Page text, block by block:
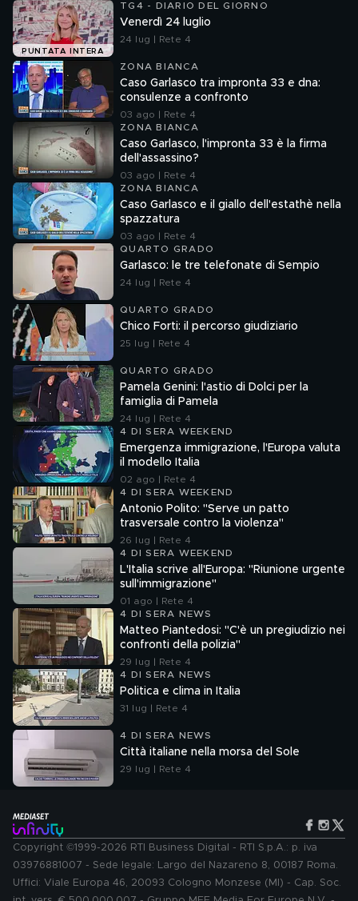
PUNTATA INTERA
TG4 - DIARIO DEL GIORNO
Venerdì 24 luglio
24 lug | Rete 4
ZONA BIANCA
Caso Garlasco tra impronta 33 e dna:
consulenze a confronto
03 ago | Rete 4
ZONA BIANCA
Caso Garlasco, l'impronta 33 è la firma
dell'assassino?
03 ago | Rete 4
ZONA BIANCA
Caso Garlasco e il giallo dell'estathè nella
spazzatura
03 ago | Rete 4
QUARTO GRADO
Garlasco: le tre telefonate di Sempio
24 lug | Rete 4
QUARTO GRADO
Chico Forti: il percorso giudiziario
25 lug | Rete 4
QUARTO GRADO
Pamela Genini: l'astio di Dolci per la
famiglia di Pamela
24 lug | Rete 4
4 DI SERA WEEKEND
Emergenza immigrazione, l'Europa valuta
il modello Italia
02 ago | Rete 4
4 DI SERA WEEKEND
Antonio Polito: "Serve un patto
trasversale contro la violenza"
26 lug | Rete 4
4 DI SERA WEEKEND
L'Italia scrive all'Europa: "Riunione urgente
sull'immigrazione"
01 ago | Rete 4
4 DI SERA NEWS
Matteo Piantedosi: "C'è un pregiudizio nei
confronti della polizia"
29 lug | Rete 4
4 DI SERA NEWS
Politica e clima in Italia
31 lug | Rete 4
4 DI SERA NEWS
Città italiane nella morsa del Sole
29 lug | Rete 4
Copyright ©1999-2026 RTI Business Digital - RTI S.p.A.: p. iva
03976881007 - Sede legale: Largo del Nazareno 8, 00187 Roma.
Uffici: Viale Europa 46, 20093 Cologno Monzese (MI) - Cap. Soc.